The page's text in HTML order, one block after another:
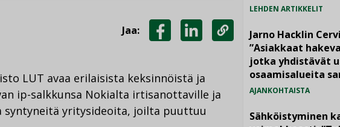
Jaa:
LINKEDINISSÄ
KOPIOI
LINKKI
LUT avaa erilaisista keksinnöistä ja
ip-salkkunsa Nokialta irtisanottaville ja
yritysideoita, joilta puuttuu
LEHDEN ARTIKKELIT
Jarno Hacklin
”Asiakkaat
jotka yhdistävät
osaamisalueita
AJANKOHTAISTA
Sähköistyminen